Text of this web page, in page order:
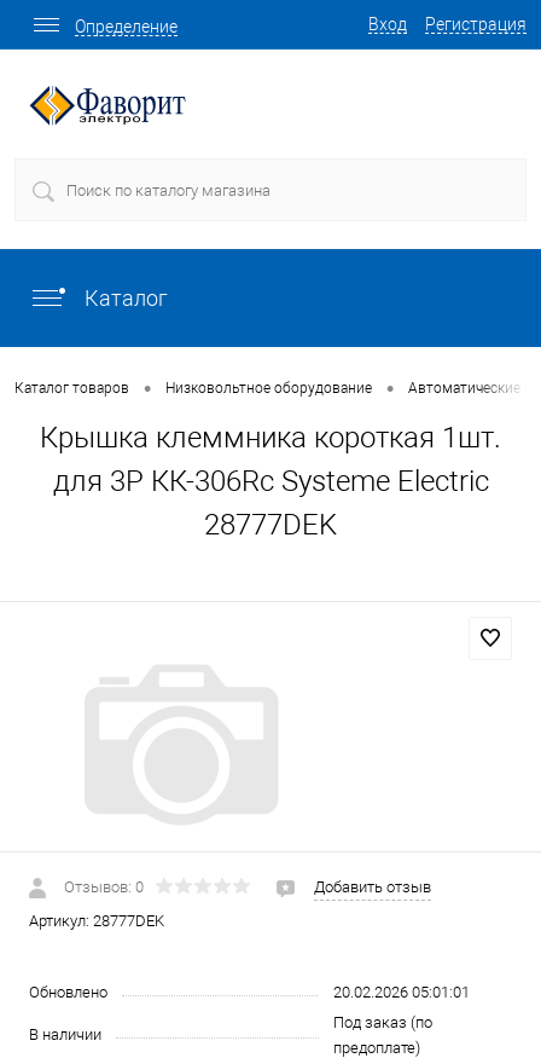
Вход Регистрация
Определение
Каталог
Каталог товаров • Низковольтное оборудование • Автоматические
Крышка клеммника короткая 1шт.
для 3Р КК-306Rc Systeme Electric
28777DEK
Отзывов: 0
Добавить отзыв
Артикул: 28777DEK
Обновлено 20.02.2026 05:01:01
В наличии
Под заказ (по
предоплате)